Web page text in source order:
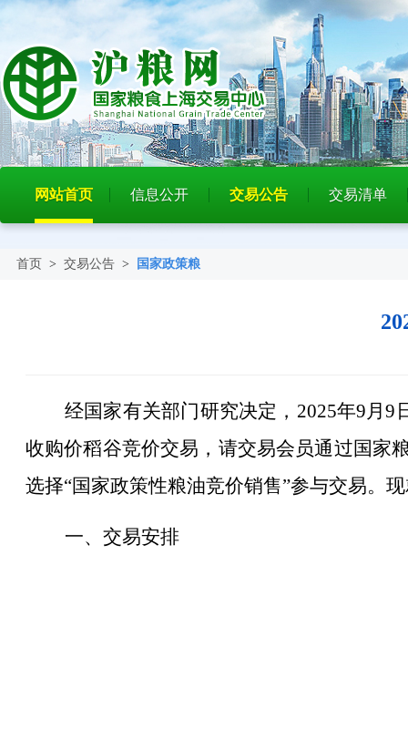
网站首页 信息公开 交易公告 交易清单
首页 > 交易公告 > 国家政策粮
经国家有关部门研究决定，2025年9月9
收购价稻谷竞价交易，请交易会员通过国家
选择“国家政策性粮油竞价销售”参与交易。
一、交易安排